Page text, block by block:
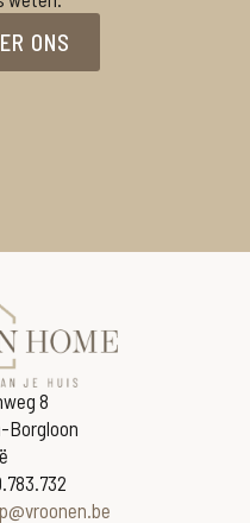
ONS
8
Borgloon